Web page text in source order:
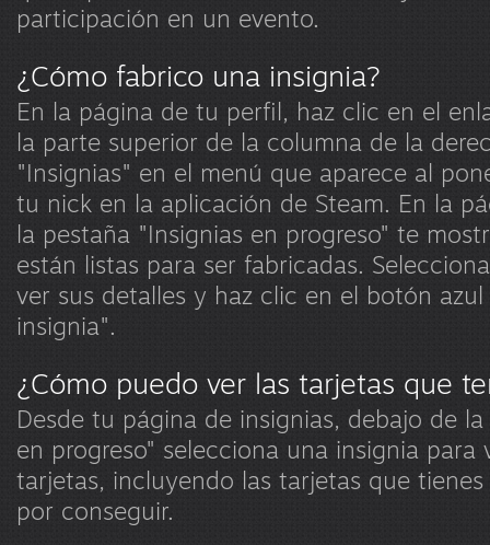
participación en un evento.
¿Cómo fabrico una insignia?
En la página de tu perfil, haz clic en el
la parte superior de la columna de la
"Insignias" en el menú que aparece al
tu nick en la aplicación de Steam. En la
la pestaña "Insignias en progreso" te
están listas para ser fabricadas.
ver sus detalles y haz clic en el botón
insignia".
¿Cómo puedo ver las tarjetas que
Desde tu página de insignias, debajo de
en progreso" selecciona una insignia para
tarjetas, incluyendo las tarjetas que
por conseguir.